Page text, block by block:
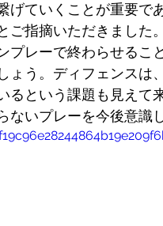
げていくことが重要で
ご指摘いただきました
プレーで終わらせるこ
ょう。ディフェンスは
るという課題も見えて
いプレーを今後意識